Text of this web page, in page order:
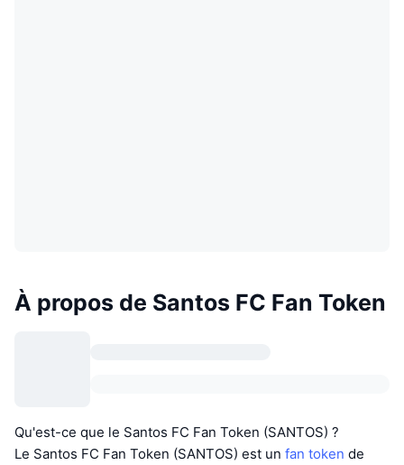
À propos de Santos FC Fan Token
Qu'est-ce que le Santos FC Fan Token (SANTOS) ?
Le Santos FC Fan Token (SANTOS) est un fan token de